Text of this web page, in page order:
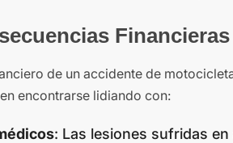
de un accidente de
encontrarse lidiando con:
: Las lesiones sufridas